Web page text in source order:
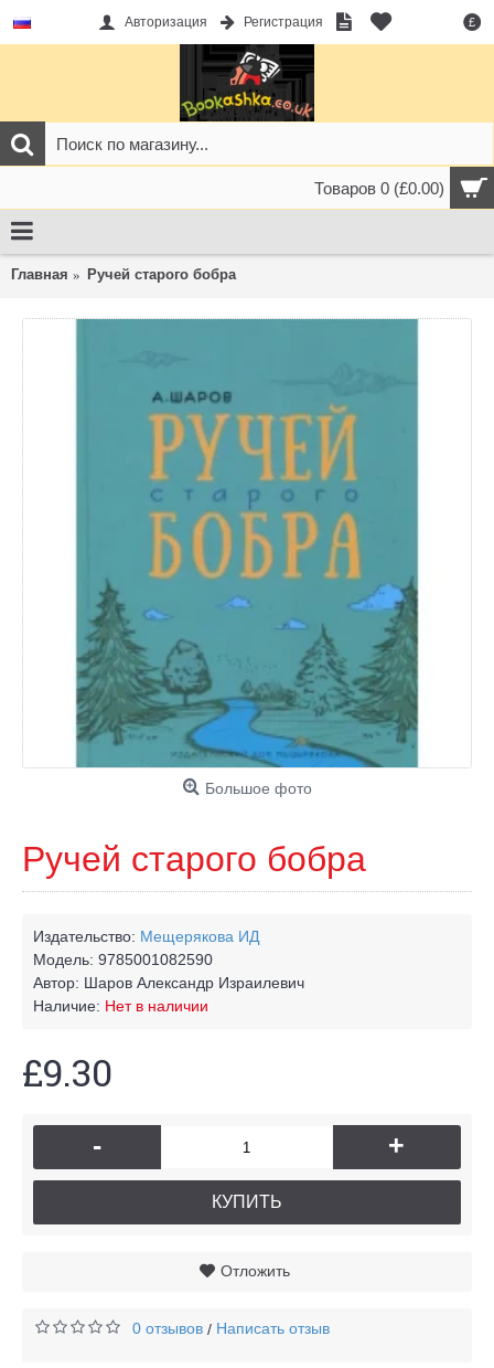
£
Авторизация Регистрация
Товаров 0 (£0.00)
Главная Ручей старого бобра
Большое фото
Ручей старого бобра
Издательство: Мещерякова ИД
Модель: 9785001082590
Автор: Шаров Александр Израилевич
Наличие: Нет в наличии
£9.30
- +
КУПИТЬ
Отложить
0 отзывов / Написать отзыв